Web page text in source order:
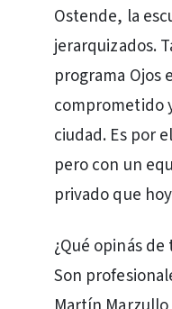
Ostende, la
jerarquizados.
programa Ojos
comprometido
ciudad. Es por
pero con un
privado que
¿Qué opinás
Son